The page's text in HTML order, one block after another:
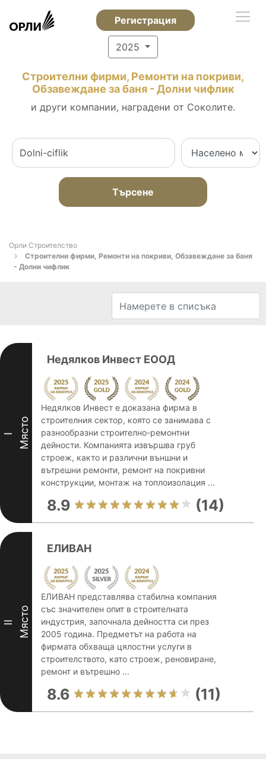
Регистрация
2025
Строителни фирми, Ремонти на покриви,
Обзавеждане за баня - Долни чифлик
и други компании, наградени от Соколите.
Търсене
Орли Строителство
Строителни фирми, Ремонти на покриви, Обзавеждане за баня
- Долни чифлик
I Място
Недялков Инвест ЕООД
Недялков Инвест е доказана фирма в
строителния сектор, която се занимава с
разнообразни строително-ремонтни
дейности. Компанията извършва груб
строеж, както и различни външни и
вътрешни ремонти, ремонт на покривни
конструкции, монтаж на топлоизолация ...
8.9 (14)
II Място
ЕЛИВАН
ЕЛИВАН представлява стабилна компания
със значителен опит в строителната
индустрия, започнала дейността си през
2005 година. Предметът на работа на
фирмата обхваща цялостни услуги в
строителството, като строеж, реновиране,
ремонт и вътрешно ...
8.6 (11)